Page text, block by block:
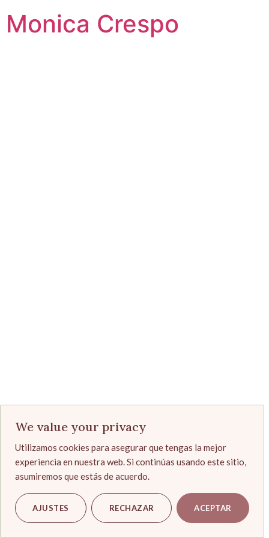
We value your privacy
Utilizamos cookies para asegurar que tengas la mejor
experiencia en nuestra web. Si continúas usando este sitio,
asumiremos que estás de acuerdo.
AJUSTES RECHAZAR ACEPTAR
Monica Crespo